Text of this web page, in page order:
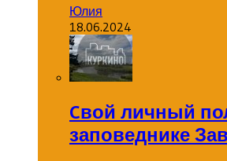
Юлия
18.06.2024
Cвой личный
заповеднике